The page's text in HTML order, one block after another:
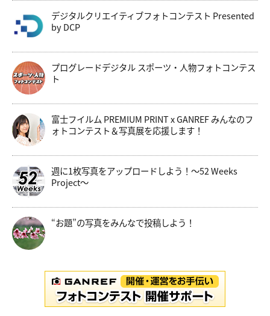
デジタルクリエイティブフォトコンテスト Presented
by DCP
プログレードデジタル スポーツ・人物フォトコンテス
ト
富士フイルム PREMIUM PRINT x GANREF みんなのフ
ォトコンテスト＆写真展を応援します！
週に1枚写真をアップロードしよう！～52 Weeks
Project～
“お題”の写真をみんなで投稿しよう！